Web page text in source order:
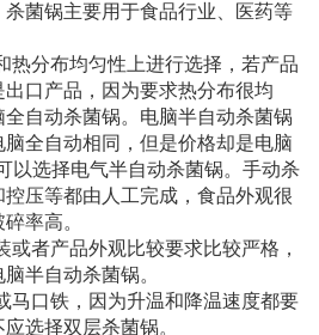
菌锅主要用于食品行业、医药等
热分布均匀性上进行选择，若产品
口产品，因为要求热分布很均
自动杀菌锅。电脑半自动杀菌锅
全自动相同，但是价格却是电脑
以选择电气半自动杀菌锅。手动杀
压等都由人工完成，食品外观很
率高。
或者产品外观比较要求比较严格，
半自动杀菌锅。
马口铁，因为升温和降温速度都要
选择双层杀菌锅。